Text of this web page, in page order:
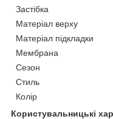
Застібка
Матеріал верху
Матеріал підкладки
Мембрана
Сезон
Стиль
Колір
Користувальницькі